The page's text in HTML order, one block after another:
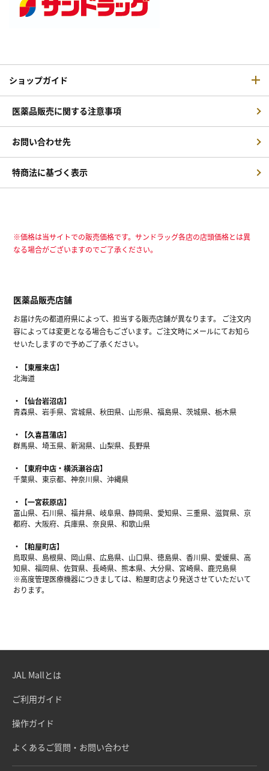
ショップガイド
医薬品販売に関する注意事項
お問い合わせ先
特商法に基づく表示
※価格は当サイトでの販売価格です。サンドラッグ各店の店頭価格とは異
なる場合がございますのでご了承ください。
医薬品販売店舗
お届け先の都道府県によって、担当する販売店舗が異なります。 ご注文内
容によっては変更となる場合もございます。ご注文時にメールにてお知ら
せいたしますので予めご了承ください。
【東雁来店】
北海道
【仙台岩沼店】
青森県、岩手県、宮城県、秋田県、山形県、福島県、茨城県、栃木県
【久喜菖蒲店】
群馬県、埼玉県、新潟県、山梨県、長野県
【東府中店・横浜瀬谷店】
千葉県、東京都、神奈川県、沖縄県
【一宮萩原店】
富山県、石川県、福井県、岐阜県、静岡県、愛知県、三重県、滋賀県、京
都府、大阪府、兵庫県、奈良県、和歌山県
【粕屋町店】
鳥取県、島根県、岡山県、広島県、山口県、徳島県、香川県、愛媛県、高
知県、福岡県、佐賀県、長崎県、熊本県、大分県、宮崎県、鹿児島県
※高度管理医療機器につきましては、粕屋町店より発送させていただいて
おります。
JAL Mallとは
ご利用ガイド
操作ガイド
よくあるご質問・お問い合わせ